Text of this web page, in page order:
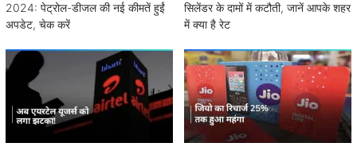
2024: पेट्रोल-डीजल की नई कीमतें हुईं
अपडेट, चेक करें
सिलेंडर के दामों में कटौती, जानें आपके शहर
में क्या है रेट